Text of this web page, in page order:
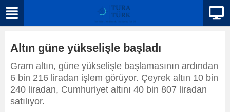
Altın güne yükselişle başladı
Gram altın, güne yükselişle başlamasının ardından
6 bin 216 liradan işlem görüyor. Çeyrek altın 10 bin
240 liradan, Cumhuriyet altını 40 bin 807 liradan
satılıyor.